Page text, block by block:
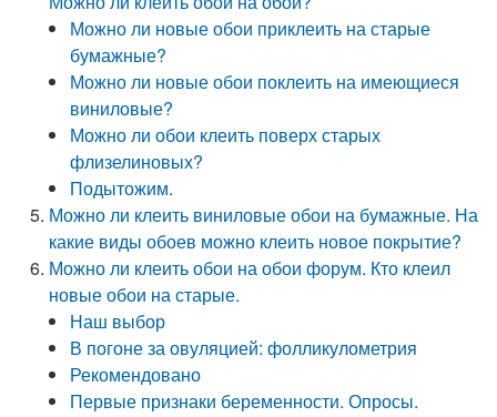
Можно ли новые обои приклеить на старые
бумажные?
Можно ли новые обои поклеить на имеющиеся
виниловые?
Можно ли обои клеить поверх старых
флизелиновых?
Подытожим.
Можно ли клеить виниловые обои на бумажные. На
какие виды обоев можно клеить новое покрытие?
Можно ли клеить обои на обои форум. Кто клеил
новые обои на старые.
Наш выбор
В погоне за овуляцией: фолликулометрия
Рекомендовано
Первые признаки беременности. Опросы.